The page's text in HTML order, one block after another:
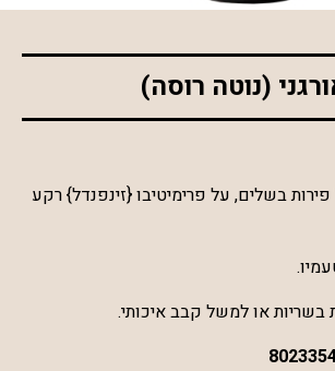
(נוטה רוסה)
בשלים, על פרימיטיבו {זינפנדל} רקע
בשריות או למשל קבב איכותי.